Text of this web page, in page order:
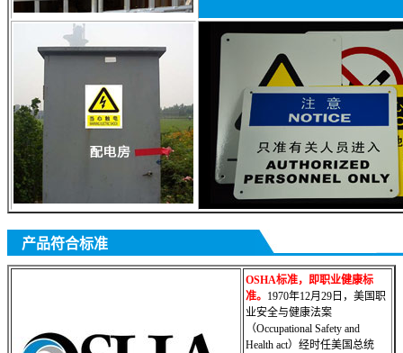
产品符合标准
OSHA标准，即职业健康标
准。 1970年12月29日，美国职
业安全与健康法案
（Occupational Safety and
Health act）经时任美国总统